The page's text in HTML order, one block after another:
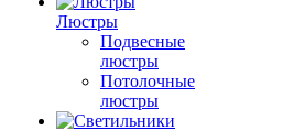
Люстры
Подвесные
люстры
Потолочные
люстры